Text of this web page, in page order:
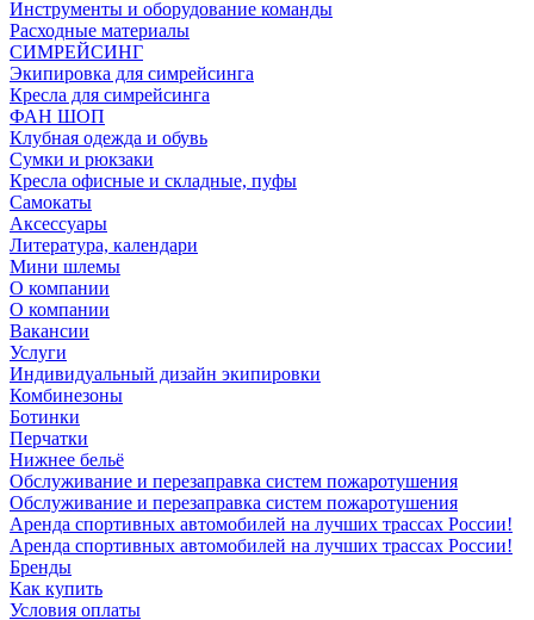
Инструменты и оборудование команды
Расходные материалы
СИМРЕЙСИНГ
Экипировка для симрейсинга
Кресла для симрейсинга
ФАН ШОП
Клубная одежда и обувь
Сумки и рюкзаки
Кресла офисные и складные, пуфы
Самокаты
Аксессуары
Литература, календари
Мини шлемы
О компании
О компании
Вакансии
Услуги
Индивидуальный дизайн экипировки
Комбинезоны
Ботинки
Перчатки
Нижнее бельё
Обслуживание и перезаправка систем пожаротушения
Обслуживание и перезаправка систем пожаротушения
Аренда спортивных автомобилей на лучших трассах России!
Аренда спортивных автомобилей на лучших трассах России!
Бренды
Как купить
Условия оплаты